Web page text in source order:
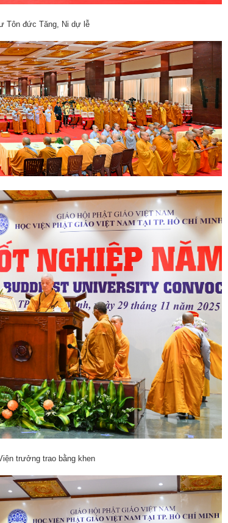
Tôn đức Tăng, Ni dự lễ
trưởng trao bằng khen